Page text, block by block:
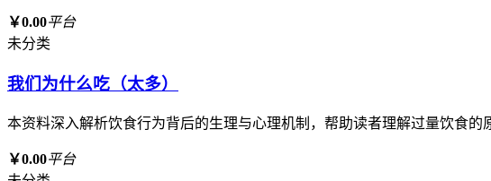
￥0.00平台
未分类
我们为什么吃（太多）
本资料深入解析饮食行为背后的生理与心理机制，帮助读者理解过量饮食
￥0.00平台